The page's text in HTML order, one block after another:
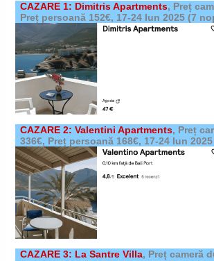
CAZARE 1: Dimitris Apartments, Preț
Preț persoană 152€, 17-24 Iun 2025(7
CAZARE 2: Valentini Apartments, Preț
336€, Preț persoană 168€, 17-24 Iun 2025
CAZARE 3: La Santre Villa, Preț cameră